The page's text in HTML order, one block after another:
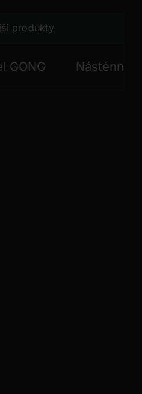
produkty
Nástěnný